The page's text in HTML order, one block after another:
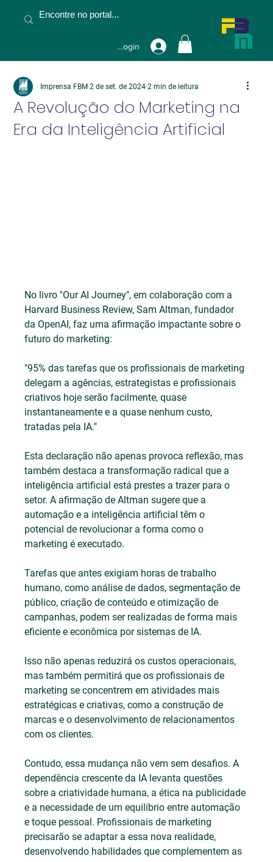
Fazer Login
A Revolução do Marketing na
Era da Inteligência Artificial
Imprensa FBM 2 de set. de 2024 2 min de leitura
No livro "Our AI Journey", em colaboração com a
Harvard Business Review, Sam Altman, fundador
da OpenAI, faz uma afirmação impactante sobre o
futuro do marketing:
"95% das tarefas que os profissionais de marketing
delegam a agências, estrategistas e profissionais
criativos hoje serão facilmente, quase
instantaneamente e a quase nenhum custo,
tratadas pela IA."
Esta declaração não apenas provoca reflexão, mas
também destaca a transformação radical que a
inteligência artificial está prestes a trazer para o
setor. A afirmação de Altman sugere que a
automação e a inteligência artificial têm o
potencial de revolucionar a forma como o
marketing é executado.
Tarefas que antes exigiam horas de trabalho
humano, como análise de dados, segmentação de
público, criação de conteúdo e otimização de
campanhas, podem ser realizadas de forma mais
eficiente e econômica por sistemas de IA.
Isso não apenas reduzirá os custos operacionais,
mas também permitirá que os profissionais de
marketing se concentrem em atividades mais
estratégicas e criativas, como a construção de
marcas e o desenvolvimento de relacionamentos
com os clientes.
Contudo, essa mudança não vem sem desafios. A
dependência crescente da IA levanta questões
sobre a criatividade humana, a ética na publicidade
e a necessidade de um equilíbrio entre automação
e toque pessoal. Profissionais de marketing
precisarão se adaptar a essa nova realidade,
desenvolvendo habilidades que complementem as